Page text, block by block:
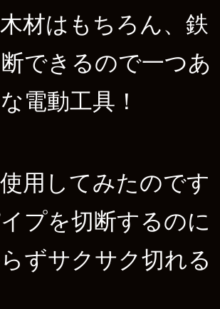
材はもちろん、鉄
できるので一つあ
電動工具！
用してみたのです
プを切断するのに
ずサクサク切れる